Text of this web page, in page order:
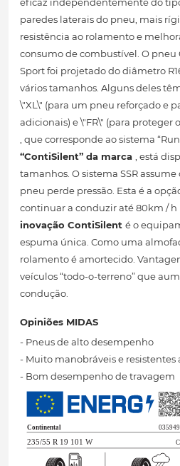
eficaz independentemente do
paredes laterais do pneu, mais
resistência ao rolamento e
consumo de combustível. O pneu
Sport foi projetado do diâmetro
vários tamanhos. Alguns deles
\"XL\" (para um pneu reforçado e
adicionais) e \"FR\" (para proteger
, que corresponde ao sistema
“ContiSilent” da marca , está
tamanhos. O sistema SSR
pneu perde pressão. Esta é a
continuar a conduzir até 80km / h
inovação ContiSilent é o
espuma única. Como uma
rolamento é amortecido.
veículos “todo-o-terreno” que
condução.
Opiniões MIDAS
- Pneus de alto desempenho
- Muito manobráveis ​​e resistentes
- Bom desempenho de travagem